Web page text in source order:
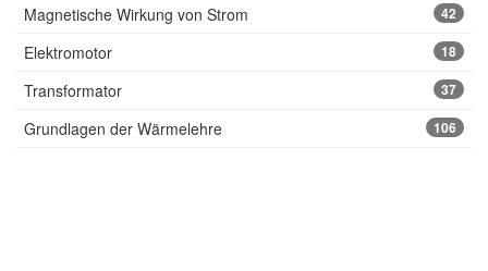
Magnetische Wirkung von Strom 42
Elektromotor 18
Transformator 37
Grundlagen der Wärmelehre 106